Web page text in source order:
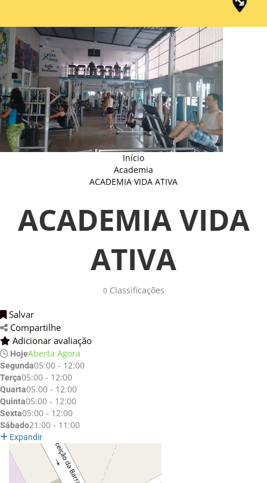
Início
Academia
ACADEMIA VIDA ATIVA
ACADEMIA VIDA
ATIVA
0Classificações
Salvar
Compartilhe
Adicionar avaliação
HojeAberta Agora
Segunda05:00 - 12:00
Terça05:00 - 12:00
Quarta05:00 - 12:00
Quinta05:00 - 12:00
Sexta05:00 - 12:00
Sábado21:00 - 11:00
Expandir